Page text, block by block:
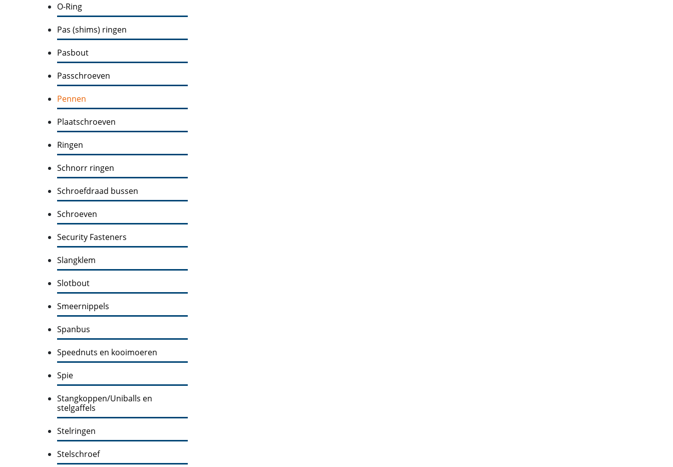
O-Ring
Pas (shims) ringen
Pasbout
Passchroeven
Pennen
Plaatschroeven
Ringen
Schnorr ringen
Schroefdraad bussen
Schroeven
Security Fasteners
Slangklem
Slotbout
Smeernippels
Spanbus
Speednuts en kooimoeren
Spie
Stangkoppen/Uniballs en
stelgaffels
Stelringen
Stelschroef